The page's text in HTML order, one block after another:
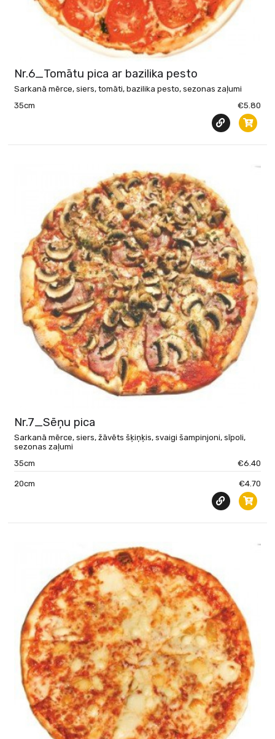
Nr.6_Tomātu pica ar bazilika pesto
Sarkanā mērce, siers, tomāti, bazilika pesto, sezonas zaļumi
35cm
€5.80
Nr.7_Sēņu pica
Sarkanā mērce, siers, žāvēts šķiņķis, svaigi šampinjoni, sīpoli,
sezonas zaļumi
35cm
€6.40
20cm €4.70